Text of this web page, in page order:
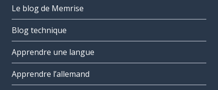
Le blog de Memrise
Blog technique
Apprendre une langue
Apprendre l’allemand